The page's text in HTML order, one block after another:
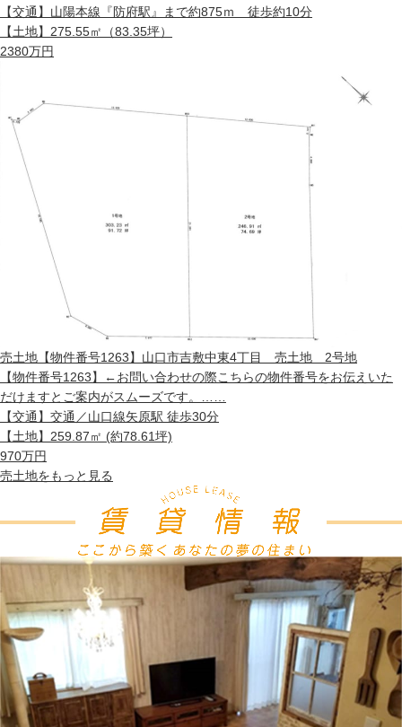
【交通】 山陽本線『防府駅』まで約875ｍ 徒歩約10分
【土地】 275.55㎡（83.35坪）
2380万円
売土地 【物件番号1263】山口市吉敷中東4丁目 売土地 2号地
【物件番号1263】←お問い合わせの際こちらの物件番号をお伝えいた
だけますとご案内がスムーズです。……
【交通】 交通／山口線矢原駅 徒歩30分
【土地】 259.87㎡ (約78.61坪)
970万円
売土地をもっと見る